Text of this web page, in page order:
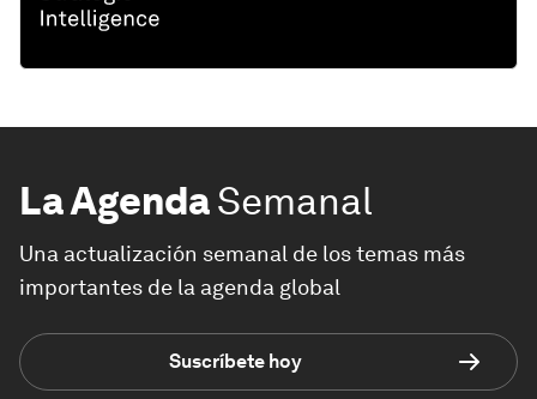
La AgendaSemanal
Una actualización semanal de los temas más
importantes de la agenda global
Suscríbete hoy